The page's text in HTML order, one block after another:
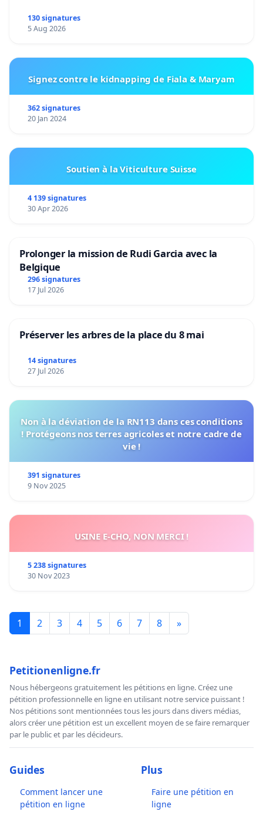
130 signatures
5 Aug 2026
Signez contre le kidnapping de Fiala & Maryam
362 signatures
20 Jan 2024
Soutien à la Viticulture Suisse
4 139 signatures
30 Apr 2026
Prolonger la mission de Rudi Garcia avec la
Belgique
296 signatures
17 Jul 2026
Préserver les arbres de la place du 8 mai
14 signatures
27 Jul 2026
Non à la déviation de la RN113 dans ces conditions
! Protégeons nos terres agricoles et notre cadre de
vie !
391 signatures
9 Nov 2025
USINE E-CHO, NON MERCI !
5 238 signatures
30 Nov 2023
1 2 3 4 5 6 7 8 »
Petitionenligne.fr
Nous hébergeons gratuitement les pétitions en ligne. Créez une
pétition professionnelle en ligne en utilisant notre service puissant !
Nos pétitions sont mentionnées tous les jours dans divers médias,
alors créer une pétition est un excellent moyen de se faire remarquer
par le public et par les décideurs.
Guides
Comment lancer une
pétition en ligne
Plus
Faire une pétition en
ligne